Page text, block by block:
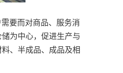
要而对商品、服务消
为中心，促进生产与
、半成品、成品及相